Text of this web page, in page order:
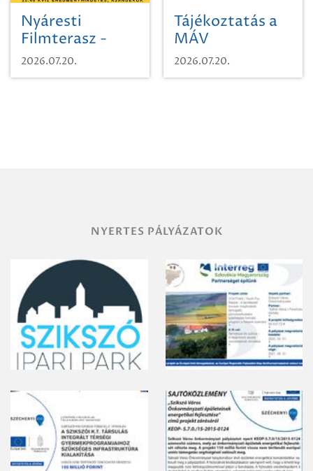
Nyáresti
Filmterasz -
Beugró a
Paradicsomba
2026.07.20.
Tájékoztatás a
MÁV
Pályaműködtetési
Zrt. Területi
2026.07.20.
NYERTES PÁLYÁZATOK